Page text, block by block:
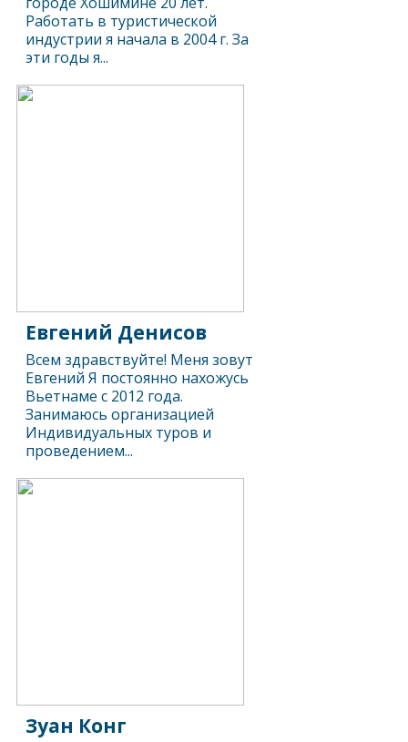
Работать в туристической
индустрии я начала в 2004 г. За
эти годы я...
Евгений Денисов
Всем здравствуйте! Меня зовут
Евгений Я постоянно нахожусь
Вьетнаме с 2012 года.
Занимаюсь организацией
Индивидуальных туров и
проведением...
Зуан Конг